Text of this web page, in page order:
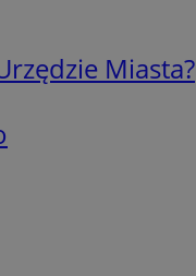
Miasta?